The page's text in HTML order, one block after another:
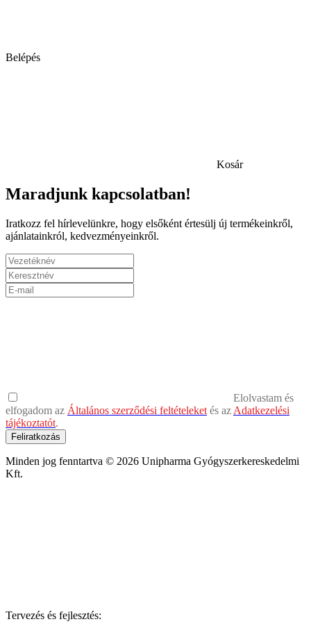
Belépés
Kosár
Maradjunk kapcsolatban!
Iratkozz fel hírlevelünkre, hogy elsőként értesülj új termékeinkről,
ajánlatainkról, kedvezményeinkről.
Elolvastam és
elfogadom az Általános szerződési feltételeket és az Adatkezelési
tájékoztatót.
Feliratkozás
Minden jog fenntartva © 2026 Unipharma Gyógyszerkereskedelmi
Kft.
Tervezés és fejlesztés: